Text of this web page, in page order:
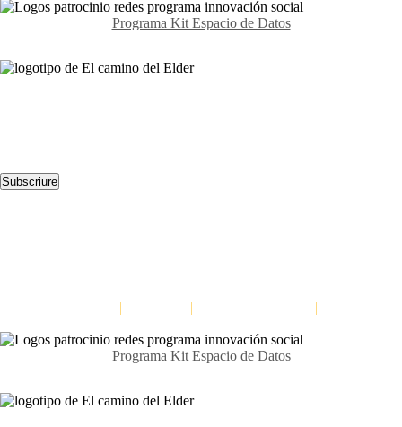
Programa Kit Espacio de Datos
Subscriure
| | |
|
Programa Kit Espacio de Datos